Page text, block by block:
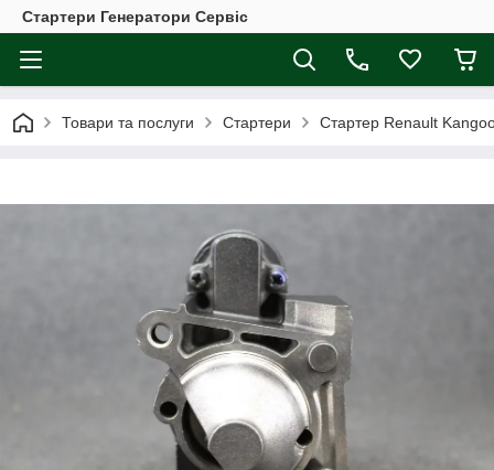
Стартери Генератори Сервіс
Товари та послуги Стартери Стартер Renault